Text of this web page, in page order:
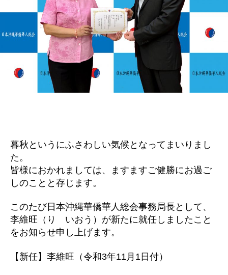
暮秋というにふさわしい気候となってまいりまし
た。
皆様におかれましては、ますますご健勝にお過ご
しのことと存じます。
このたび日本沖縄華僑華人総会事務局長として、
李維旺（り いおう）が新たに就任しましたこと
をお知らせ申し上げます。
【新任】李維旺（令和3年11月1日付）